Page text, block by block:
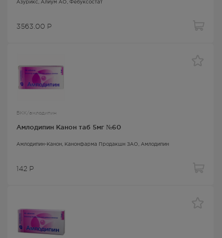
Азурикс , Алиум АО, Фебуксостат
3563.00 Р
БКК/амлодипин
Амлодипин Канон таб 5мг №60
Амлодипин-Канон , Канонфарма Продакшн ЗАО, Амлодипин
142 Р